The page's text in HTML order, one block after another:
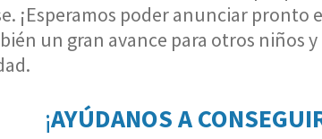
¡Esperamos poder anunciar pronto
un gran avance para otros niños
¡AYÚDANOS A